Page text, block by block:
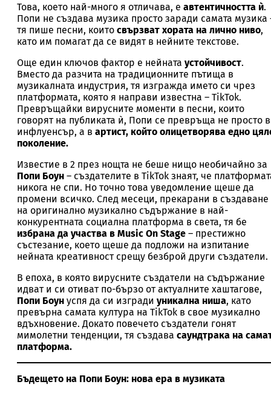
Това, което най-много я отличава, е автентичността ѝ.
Попи не създава музика просто заради самата музика
тя пише песни, които свързват хората на лично ниво,
като им помагат да се видят в нейните текстове.
Още един ключов фактор е нейната устойчивост.
Вместо да разчита на традиционните пътища в
музикалната индустрия, тя изгражда името си чрез
платформата, която я направи известна – TikTok.
Превръщайки вирусните моменти в песни, които
говорят на публиката ѝ, Попи се превръща не просто в
инфлуенсър, а в артист, който олицетворява едно
поколение.
Известие в 2 през нощта не беше нищо необичайно за
Попи Боун – създателите в TikTok знаят, че
никога не спи. Но точно това уведомление щеше да
промени всичко. След месеци, прекарани в създаване
на оригинално музикално съдържание в най-
конкурентната социална платформа в света, тя бе
избрана да участва в Music On Stage – престижно
състезание, което щеше да подложи на изпитание
нейната креативност срещу безброй други създатели.
В епоха, в която вирусните създатели на съдържание
идват и си отиват по-бързо от актуалните хаштагове,
Попи Боун успя да си изгради уникална ниша, като
превърна самата култура на TikTok в свое музикално
вдъхновение. Докато повечето създатели гонят
мимолетни тенденции, тя създава саундтрака на
платформа.
Бъдещето на Попи Боун: нова ера в музиката